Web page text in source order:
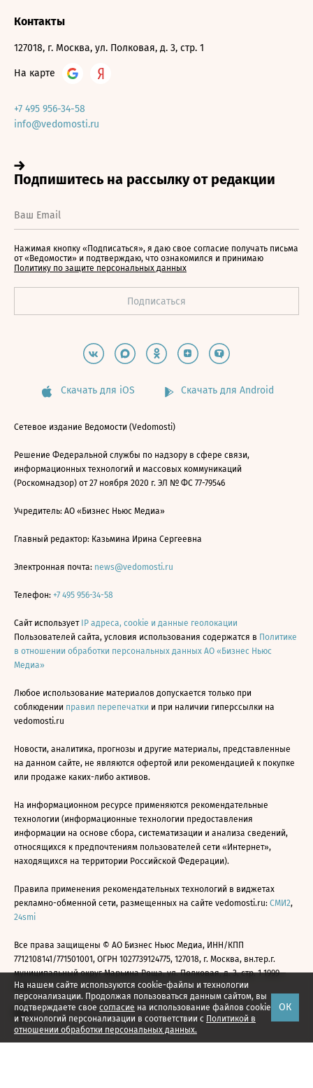
На нашем сайте используются cookie-файлы и технологии
персонализации. Продолжая пользоваться данным сайтом, вы
подтверждаете свое согласие на использование файлов cookie
и технологий персонализации в соответствии с Политикой в
отношении обработки персональных данных.
ОК
Контакты
127018, г. Москва, ул. Полковая, д. 3, стр. 1
На карте
+7 495 956-34-58
info@vedomosti.ru
Нажимая кнопку «Подписаться», я даю свое согласие получать письма
от «Ведомости» и подтверждаю, что ознакомился и принимаю
Политику по защите персональных данных
Скачать для iOS Скачать для Android
Сетевое издание Ведомости (Vedomosti)
Решение Федеральной службы по надзору в сфере связи,
информационных технологий и массовых коммуникаций
(Роскомнадзор) от 27 ноября 2020 г. ЭЛ № ФС 77-79546
Учредитель: АО «Бизнес Ньюс Медиа»
Главный редактор: Казьмина Ирина Сергеевна
Электронная почта: news@vedomosti.ru
Телефон: +7 495 956-34-58
Сайт использует IP адреса, cookie и данные геолокации
Пользователей сайта, условия использования содержатся в Политике
в отношении обработки персональных данных АО «Бизнес Ньюс
Медиа»
Любое использование материалов допускается только при
соблюдении правил перепечатки и при наличии гиперссылки на
vedomosti.ru
Новости, аналитика, прогнозы и другие материалы, представленные
на данном сайте, не являются офертой или рекомендацией к покупке
или продаже каких-либо активов.
На информационном ресурсе применяются рекомендательные
технологии (информационные технологии предоставления
информации на основе сбора, систематизации и анализа сведений,
относящихся к предпочтениям пользователей сети «Интернет»,
находящихся на территории Российской Федерации).
Правила применения рекомендательных технологий в виджетах
рекламно-обменной сети, размещенных на сайте vedomosti.ru: СМИ2,
24smi
Все права защищены © АО Бизнес Ньюс Медиа, ИНН/КПП
7712108141/771501001, ОГРН 1027739124775, 127018, г. Москва, вн.тер.г.
муниципальный округ Марьина Роща, ул. Полковая, д. 3, стр. 1 1999—
2026